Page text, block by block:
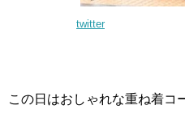
twitter
この日はおしゃれな重ね着コ